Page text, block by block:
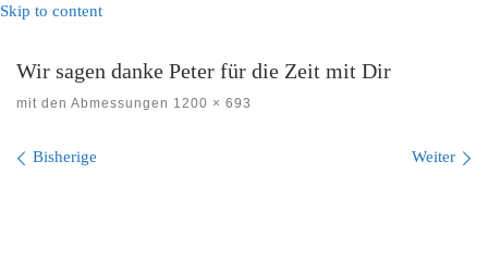
Skip to content
Wir sagen danke Peter für die Zeit mit Dir
mit den Abmessungen 1200 × 693
Bilder Navigation
Bisherige Weiter